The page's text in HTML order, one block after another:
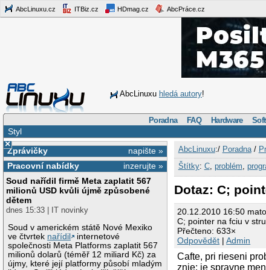
AbcLinuxu.cz ITBiz.cz HDmag.cz AbcPráce.cz
AbcLinuxu hledá autory!
Poradna FAQ Hardware
Styl
×
napište »
Zprávičky
inzerujte »
Pracovní nabídky
Soud nařídil firmě Meta zaplatit 567
milionů USD kvůli újmě způsobené
dětem
dnes 15:33 | IT novinky
Soud v americkém státě Nové Mexiko
ve čtvrtek nařídil
internetové
společnosti Meta Platforms zaplatit 567
milionů dolarů (téměř 12 miliard Kč) za
újmy, které její platformy působí mladým
AbcLinuxu:/ Poradna/
Štítky: C, problém
Dotaz: C;
20.12.2010 16:50 mato
C; pointer na fciu v
Přečteno: 633×
Odpovědět |Admin
Cafte, pri rieseni
znie: je spravne